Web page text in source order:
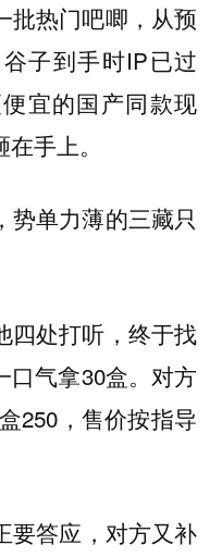
批热门吧唧，从预
子到手时IP已过
宜的国产同款现
手上。
势单力薄的三藏只
四处打听，终于找
口气拿30盒。对方
250，售价按指导
要答应，对方又补